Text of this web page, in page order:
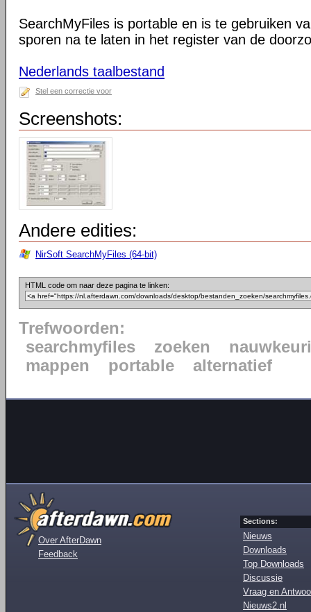
SearchMyFiles is portable en is te gebruiken
sporen na te laten in het register van de
Nederlands taalbestand
Stel een correctie voor
Screenshots:
Andere edities:
NirSoft SearchMyFiles (64-bit)
HTML code om naar deze pagina te linken:
Trefwoorden:
searchmyfiles
zoeken
mappen
portable alternatief
Over AfterDawn
Feedback
Sections:
Nieuws
Downloads
Top Downloads
Discussie
Vraag en
Nieuws2.nl